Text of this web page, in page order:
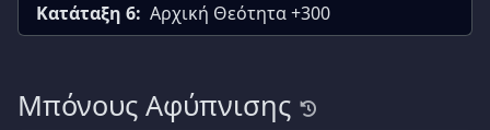
Κατάταξη 6: Αρχική Θεότητα +300
Μπόνους Αφύπνισης